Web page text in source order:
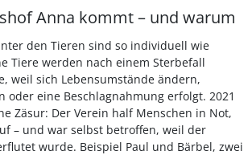
Anna kommt – und warum
den Tieren sind so individuell wie
Tiere werden nach einem Sterbefall
weil sich Lebensumstände ändern,
oder eine Beschlagnahmung erfolgt. 2021
Zäsur: Der Verein half Menschen in Not,
– und war selbst betroffen, weil der
wurde. Beispiel Paul und Bärbel, zwei